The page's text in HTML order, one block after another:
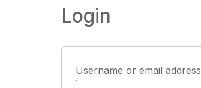
Login
Username or email address